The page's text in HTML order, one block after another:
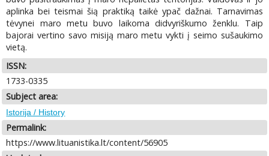
aplinka bei teismai šią praktiką taikė ypač dažnai. Tarnavimas
tėvynei maro metu buvo laikoma didvyriškumo ženklu. Taip
bajorai vertino savo misiją maro metu vykti į seimo sušaukimo
vietą.
ISSN:
1733-0335
Subject area:
Istorija / History
Permalink:
https://www.lituanistika.lt/content/56905